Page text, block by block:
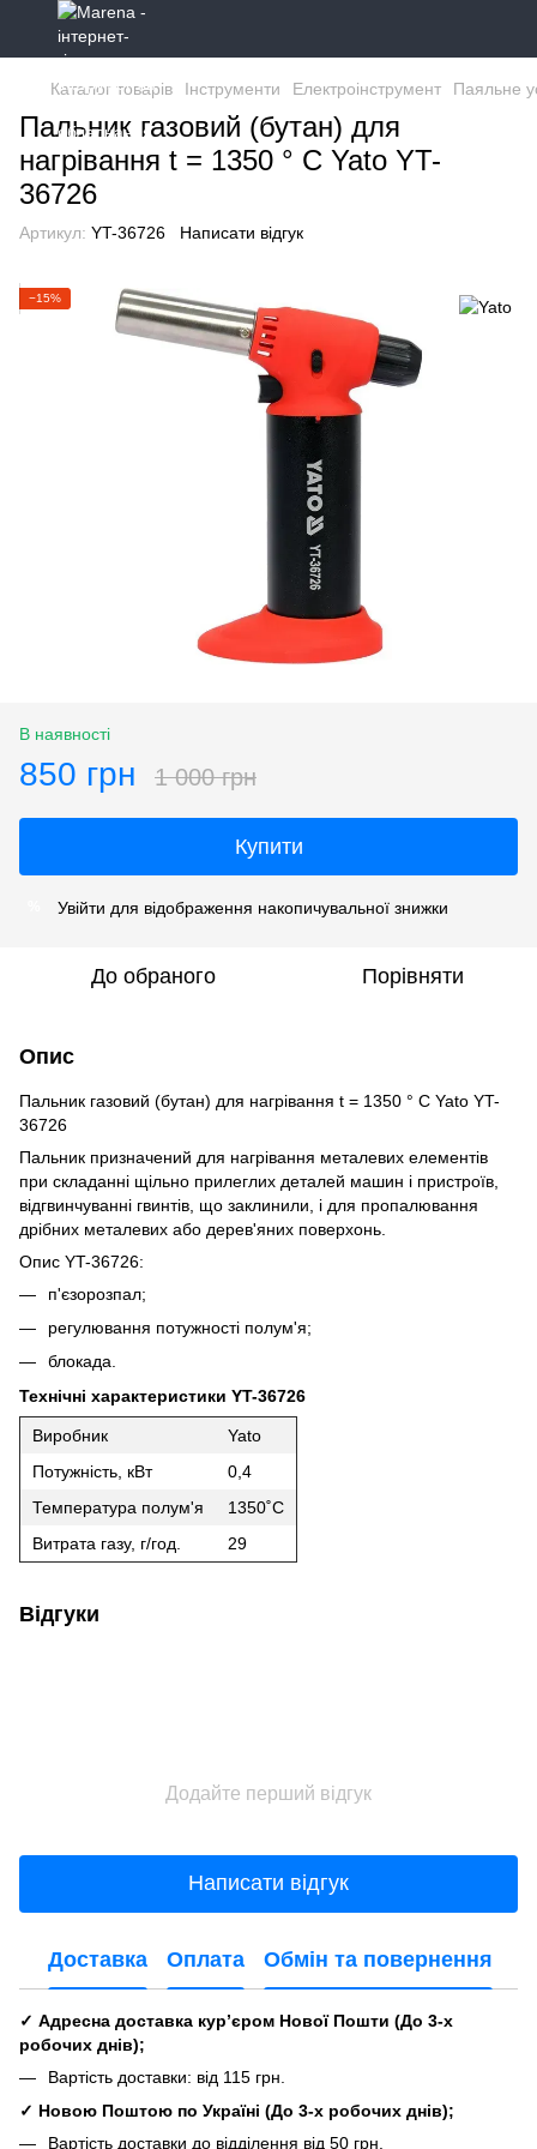
Каталог товарів Інструменти Електроінструмент Паяльне
Пальник газовий (бутан) для
нагрівання t = 1350 ° С Yato YT-
36726
Артикул: YT-36726 Написати відгук
−15%
В наявності
850 грн 1 000 грн
Купити
Увійти для відображення накопичувальної знижки
До обраного Порівняти
Опис
Пальник газовий (бутан) для нагрівання t = 1350 ° С Yato YT-
36726
Пальник призначений для нагрівання металевих елементів
при складанні щільно прилеглих деталей машин і пристроїв,
відгвинчуванні гвинтів, що заклинили, і для пропалювання
дрібних металевих або дерев'яних поверхонь.
Опис YT-36726:
п'єзорозпал;
регулювання потужності полум'я;
блокада.
Технічні характеристики YT-36726
Виробник
Yato
Потужність, кВт
0,4
Температура полум'я
1350˚С
Витрата газу, г/год.
29
Відгуки
Додайте перший відгук
Написати відгук
Доставка Оплата Обмін та повернення
✓ Адресна доставка кур’єром Нової Пошти (До 3-х
робочих днів);
Вартість доставки: від 115 грн.
✓ Новою Поштою по Україні (До 3-х робочих днів);
Вартість доставки до відділення від 50 грн.